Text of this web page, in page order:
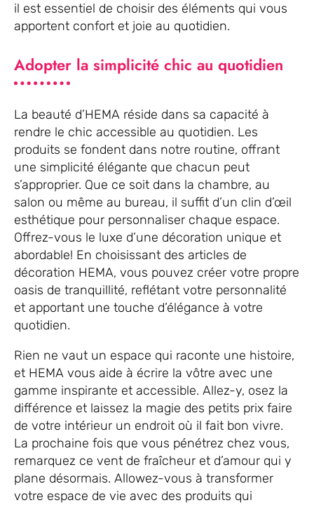
il est essentiel de choisir des éléments qui vous
apportent confort et joie au quotidien.
Adopter la simplicité chic au quotidien
La beauté d’HEMA réside dans sa capacité à
rendre le chic accessible au quotidien. Les
produits se fondent dans notre routine, offrant
une simplicité élégante que chacun peut
s’approprier. Que ce soit dans la chambre, au
salon ou même au bureau, il suffit d’un clin d’œil
esthétique pour personnaliser chaque espace.
Offrez-vous le luxe d’une décoration unique et
abordable! En choisissant des articles de
décoration HEMA, vous pouvez créer votre propre
oasis de tranquillité, reflétant votre personnalité
et apportant une touche d’élégance à votre
quotidien.
Rien ne vaut un espace qui raconte une histoire,
et HEMA vous aide à écrire la vôtre avec une
gamme inspirante et accessible. Allez-y, osez la
différence et laissez la magie des petits prix faire
de votre intérieur un endroit où il fait bon vivre.
La prochaine fois que vous pénétrez chez vous,
remarquez ce vent de fraîcheur et d’amour qui y
plane désormais. Allowez-vous à transformer
votre espace de vie avec des produits qui